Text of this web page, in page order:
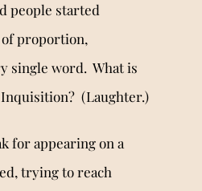
people started
proportion,
single word. What is
(Laughter.)
for appearing on a
trying to reach